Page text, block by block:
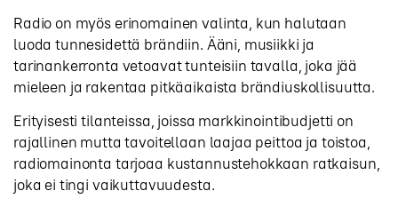
Radio on myös erinomainen valinta, kun halutaan
luoda tunnesidettä brändiin. Ääni, musiikki ja
tarinankerronta vetoavat tunteisiin tavalla, joka jää
mieleen ja rakentaa pitkäaikaista brändiuskollisuutta.
Erityisesti tilanteissa, joissa markkinointibudjetti on
rajallinen mutta tavoitellaan laajaa peittoa ja toistoa,
radiomainonta tarjoaa kustannustehokkaan ratkaisun,
joka ei tingi vaikuttavuudesta.